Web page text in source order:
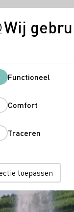
Wij
Functioneel
Comfort
Traceren
toepassen